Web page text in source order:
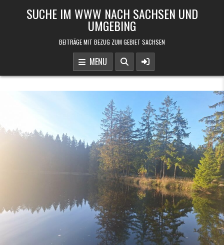
SUCHE IM WWW NACH SACHSEN UND
UMGEBING
BEITRÄGE MIT BEZUG ZUM GEBIET SACHSEN
MENU